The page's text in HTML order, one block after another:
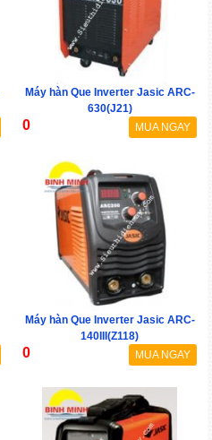
Máy hàn Que Inverter Jasic ARC-
630(J21)
0 MUA NGAY
Máy hàn Que Inverter Jasic ARC-
140III(Z118)
0 MUA NGAY